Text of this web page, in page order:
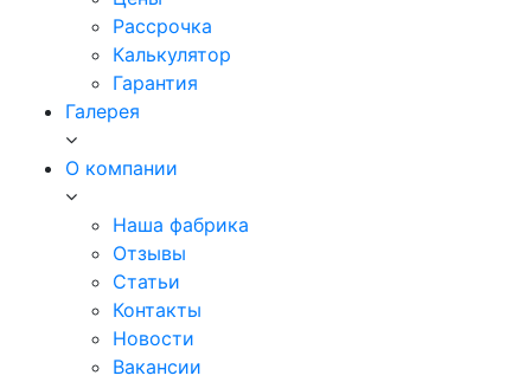
Рассрочка
Калькулятор
Гарантия
Галерея
О компании
Наша фабрика
Отзывы
Статьи
Контакты
Новости
Вакансии